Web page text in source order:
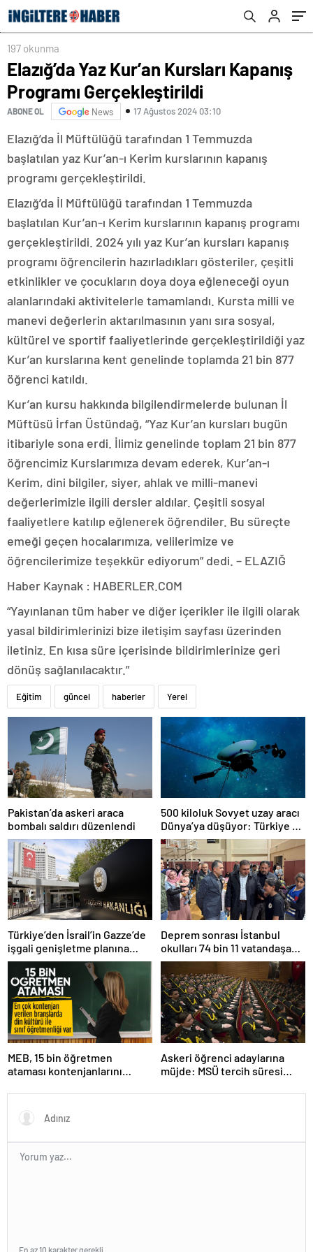
197 okunma
Elazığ’da Yaz Kur’an Kursları Kapanış
Programı Gerçekleştirildi
ABONE OL News 17 Ağustos 2024 03:10
Elazığ’da İl Müftülüğü tarafından 1 Temmuzda
başlatılan yaz Kur’an-ı Kerim kurslarının kapanış
programı gerçekleştirildi.
Elazığ’da İl Müftülüğü tarafından 1 Temmuzda
başlatılan Kur’an-ı Kerim kurslarının kapanış programı
gerçekleştirildi. 2024 yılı yaz Kur’an kursları kapanış
programı öğrencilerin hazırladıkları gösteriler, çeşitli
etkinlikler ve çocukların doya doya eğleneceği oyun
alanlarındaki aktivitelerle tamamlandı. Kursta milli ve
manevi değerlerin aktarılmasının yanı sıra sosyal,
kültürel ve sportif faaliyetlerinde gerçekleştirildiği yaz
Kur’an kurslarına kent genelinde toplamda 21 bin 877
öğrenci katıldı.
Kur’an kursu hakkında bilgilendirmelerde bulunan İl
Müftüsü İrfan Üstündağ, “Yaz Kur’an kursları bugün
itibariyle sona erdi. İlimiz genelinde toplam 21 bin 877
öğrencimiz Kurslarımıza devam ederek, Kur’an-ı
Kerim, dini bilgiler, siyer, ahlak ve milli-manevi
değerlerimizle ilgili dersler aldılar. Çeşitli sosyal
faaliyetlere katılıp eğlenerek öğrendiler. Bu süreçte
emeği geçen hocalarımıza, velilerimize ve
öğrencilerimize teşekkür ediyorum” dedi. – ELAZIĞ
Haber Kaynak : HABERLER.COM
“Yayınlanan tüm haber ve diğer içerikler ile ilgili olarak
yasal bildirimlerinizi bize iletişim sayfası üzerinden
iletiniz. En kısa süre içerisinde bildirimlerinize geri
dönüş sağlanılacaktır.”
Eğitim güncel haberler Yerel
Pakistan’da askeri araca
bombalı saldırı düzenlendi
500 kiloluk Sovyet uzay aracı
Dünya’ya düşüyor: Türkiye de
risk altında
Türkiye’den İsrail’in Gazze’de
işgali genişletme planına
tepki
Deprem sonrası İstanbul
okulları 74 bin 11 vatandaşa
kapısını açtı
MEB, 15 bin öğretmen
ataması kontenjanlarını
Askeri öğrenci adaylarına
müjde: MSÜ tercih süresi
En az 10 karakter gerekli